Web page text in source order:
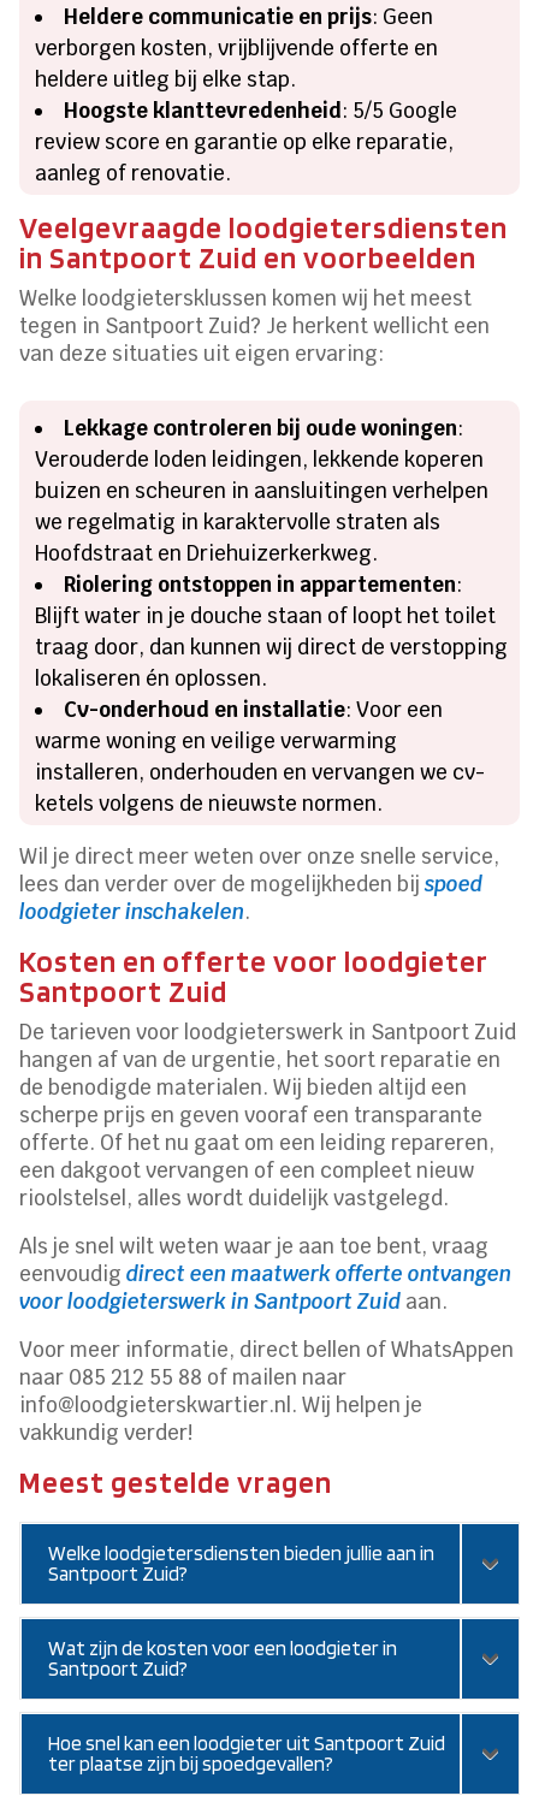
Heldere communicatie en prijs: Geen
verborgen kosten, vrijblijvende offerte en
heldere uitleg bij elke stap.
Hoogste klanttevredenheid: 5/5 Google
review score en garantie op elke reparatie,
aanleg of renovatie.
Veelgevraagde loodgietersdiensten
in Santpoort Zuid en voorbeelden
Welke loodgietersklussen komen wij het meest
tegen in Santpoort Zuid? Je herkent wellicht een
van deze situaties uit eigen ervaring:
Lekkage controleren bij oude woningen:
Verouderde loden leidingen, lekkende koperen
buizen en scheuren in aansluitingen verhelpen
we regelmatig in karaktervolle straten als
Hoofdstraat en Driehuizerkerkweg.
Riolering ontstoppen in appartementen:
Blijft water in je douche staan of loopt het toilet
traag door, dan kunnen wij direct de verstopping
lokaliseren én oplossen.
Cv-onderhoud en installatie: Voor een
warme woning en veilige verwarming
installeren, onderhouden en vervangen we cv-
ketels volgens de nieuwste normen.
Wil je direct meer weten over onze snelle service,
lees dan verder over de mogelijkheden bijspoed
loodgieter inschakelen.
Kosten en offerte voor loodgieter
Santpoort Zuid
De tarieven voor loodgieterswerk in Santpoort Zuid
hangen af van de urgentie, het soort reparatie en
de benodigde materialen. Wij bieden altijd een
scherpe prijs en geven vooraf een transparante
offerte. Of het nu gaat om een leiding repareren,
een dakgoot vervangen of een compleet nieuw
rioolstelsel, alles wordt duidelijk vastgelegd.
Als je snel wilt weten waar je aan toe bent, vraag
eenvoudigdirect een maatwerk offerte ontvangen
voor loodgieterswerk in Santpoort Zuid aan.
Voor meer informatie, direct bellen of WhatsAppen
naar 085 212 55 88 of mailen naar
info@loodgieterskwartier.nl. Wij helpen je
vakkundig verder!
Meest gestelde vragen
Welke loodgietersdiensten bieden jullie aan in
Santpoort Zuid?
Wat zijn de kosten voor een loodgieter in
Santpoort Zuid?
Hoe snel kan een loodgieter uit Santpoort Zuid
ter plaatse zijn bij spoedgevallen?